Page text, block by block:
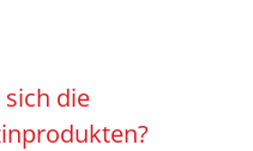
die